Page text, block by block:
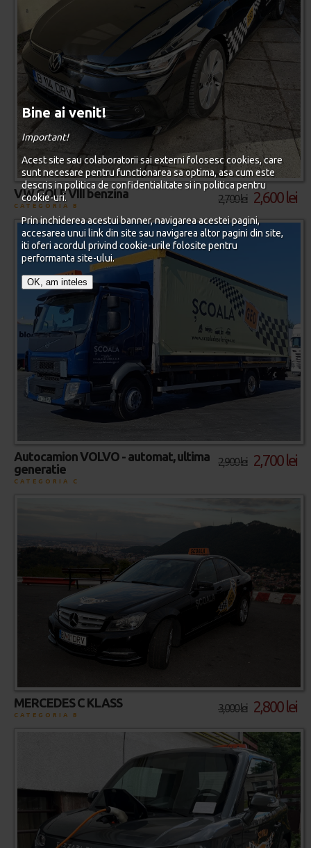
2,700 lei 2,600 lei
VW GOLF VIII benzina
CATEGORIA B
2,900 lei 2,700 lei
Autocamion VOLVO - automat, ultima
generatie
CATEGORIA C
3,000 lei 2,800 lei
MERCEDES C KLASS
CATEGORIA B
Bine ai venit!
Important!
Acest site sau colaboratorii sai externi folosesc cookies, care
sunt necesare pentru functionarea sa optima, asa cum este
descris in politica de confidentialitate si in politica pentru
cookie-uri.
Prin inchiderea acestui banner, navigarea acestei pagini,
accesarea unui link din site sau navigarea altor pagini din site,
iti oferi acordul privind cookie-urile folosite pentru
performanta site-ului.
OK, am inteles